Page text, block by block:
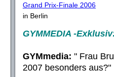
Grand Prix-Finale 2006
in Berlin
GYMMEDIA -
GYMmedia: " Frau
2007 besonders aus?"